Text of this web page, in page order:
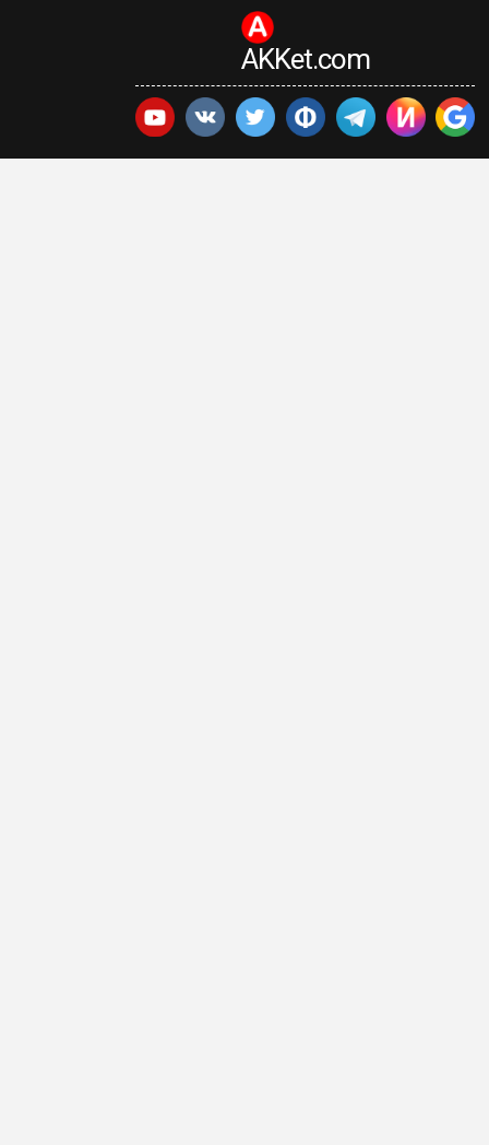
AKKet.com